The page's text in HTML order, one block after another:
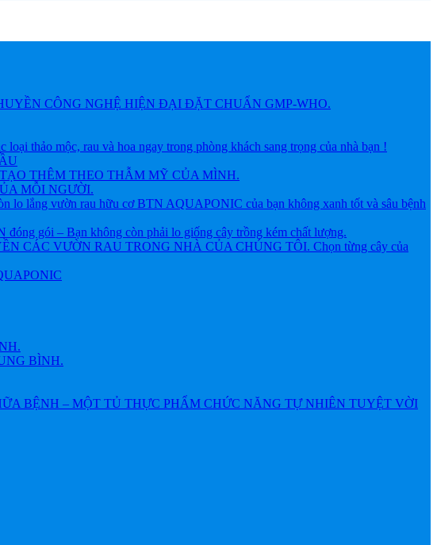
CÔNG NGHỆ HIỆN ĐẠI ĐẶT CHUẨN GMP-WHO.
mộc, rau và hoa ngay trong phòng khách sang trọng của nhà bạn !
THÊM THEO THẪM MỸ CỦA MÌNH.
MỖI NGƯỜI.
vườn rau hữu cơ BTN AQUAPONIC của bạn không xanh tốt và sâu bệnh
gói – Bạn không còn phải lo giống cây trồng kém chất lượng.
CÁC VƯỜN RAU TRONG NHÀ CỦA CHÚNG TÔI. Chọn từng cây của
BÌNH.
BỆNH – MỘT TỦ THỰC PHẨM CHỨC NĂNG TỰ NHIÊN TUYỆT VỜI